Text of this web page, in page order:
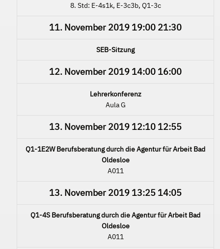
8. Std: E-4s1k, E-3c3b, Q1-3c
11. November 2019 19:00 21:30
SEB-Sitzung
12. November 2019 14:00 16:00
Lehrerkonferenz
Aula G
13. November 2019 12:10 12:55
Q1-1E2W Berufsberatung durch die Agentur für Arbeit Bad
Oldesloe
A011
13. November 2019 13:25 14:05
Q1-4S Berufsberatung durch die Agentur für Arbeit Bad
Oldesloe
A011